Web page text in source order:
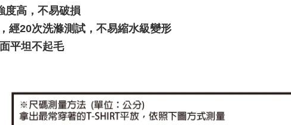
度高，不易破損
經20次洗滌測試，不易縮水級變形
平坦不起毛